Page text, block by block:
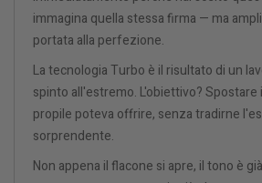
immagina quella stessa firma — ma
portata alla perfezione.
La tecnologia Turbo è il risultato di un
spinto all'estremo. L'obiettivo? Spostare
propile poteva offrire, senza tradirne
sorprendente.
Non appena il flacone si apre, il tono è